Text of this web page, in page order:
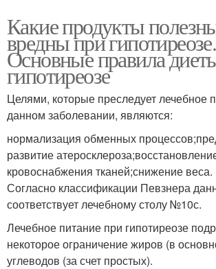
Какие продукты
вредны при гипотиреозе.
Основные правила
гипотиреозе
Целями, которые преследует лечебное
данном заболевании, являются:
нормализация обменных
развитие
кровоснабжения тканей;снижение веса.
Согласно классификации Певзнера
соответствует лечебному столу №10с.
Лечебное питание при гипотиреозе
некоторое ограничение жиров (в
углеводов (за счет простых).